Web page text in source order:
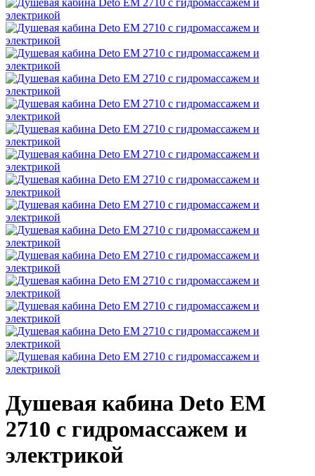
Душевая кабина Deto ЕМ
2710 с гидромассажем и
электрикой